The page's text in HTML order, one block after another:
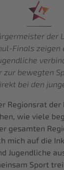
der
Finals
zur bewegten
bei den
Regionsrat der
wie viele
gesamten
mich auf die
Jugendliche
Sport